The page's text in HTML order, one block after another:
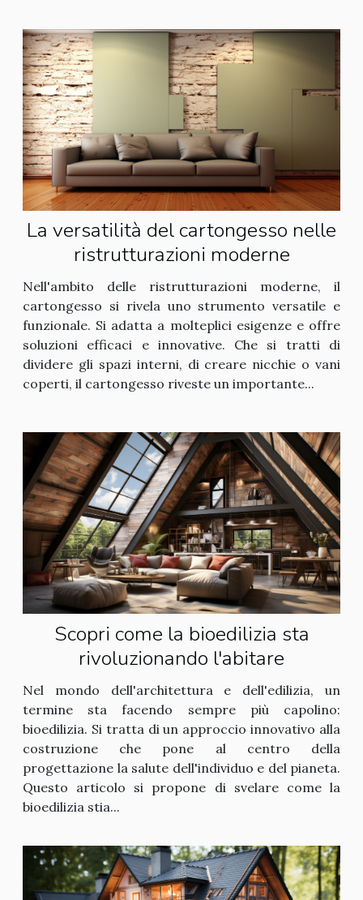
La versatilità del cartongesso nelle
ristrutturazioni moderne
Nell'ambito delle ristrutturazioni moderne, il
cartongesso si rivela uno strumento versatile e
funzionale. Si adatta a molteplici esigenze e offre
soluzioni efficaci e innovative. Che si tratti di
dividere gli spazi interni, di creare nicchie o vani
coperti, il cartongesso riveste un importante...
Scopri come la bioedilizia sta
rivoluzionando l'abitare
Nel mondo dell'architettura e dell'edilizia, un
termine sta facendo sempre più capolino:
bioedilizia. Si tratta di un approccio innovativo alla
costruzione che pone al centro della
progettazione la salute dell'individuo e del pianeta.
Questo articolo si propone di svelare come la
bioedilizia stia...